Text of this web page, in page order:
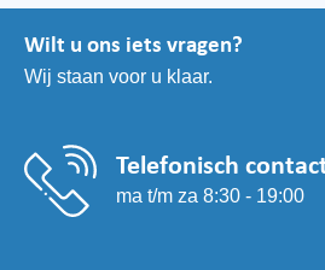
Wilt u ons iets vragen?
Wij staan voor u klaar.
Telefonisch
ma t/m za 8:30 - 19:00